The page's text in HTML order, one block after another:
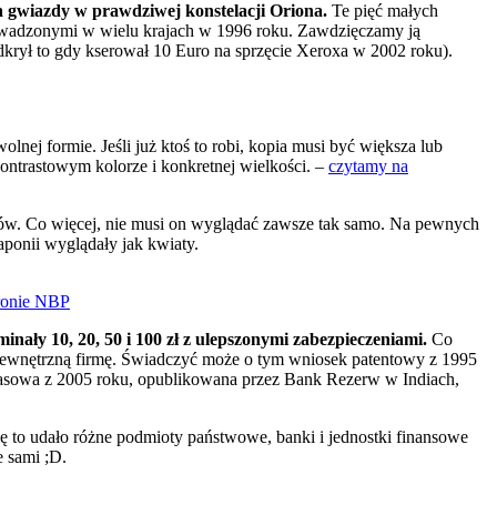
w prawdziwej konstelacji Oriona. Te pięć małych
w wielu krajach w 1996 roku. Zawdzięczamy ją
to gdy kserował 10 Euro na sprzęcie Xeroxa w 2002 roku).
formie. Jeśli już ktoś to robi, kopia musi być większa lub
kolorze i konkretnej wielkości. – czytamy na
Co więcej, nie musi on wyglądać zawsze tak samo. Na pewnych
wyglądały jak kwiaty.
NBP
10, 20, 50 i 100 zł z ulepszonymi zabezpieczeniami. Co
firmę. Świadczyć może o tym wniosek patentowy z 1995
z 2005 roku, opublikowana przez Bank Rezerw w Indiach,
udało różne podmioty państwowe, banki i jednostki finansowe
sami ;D.